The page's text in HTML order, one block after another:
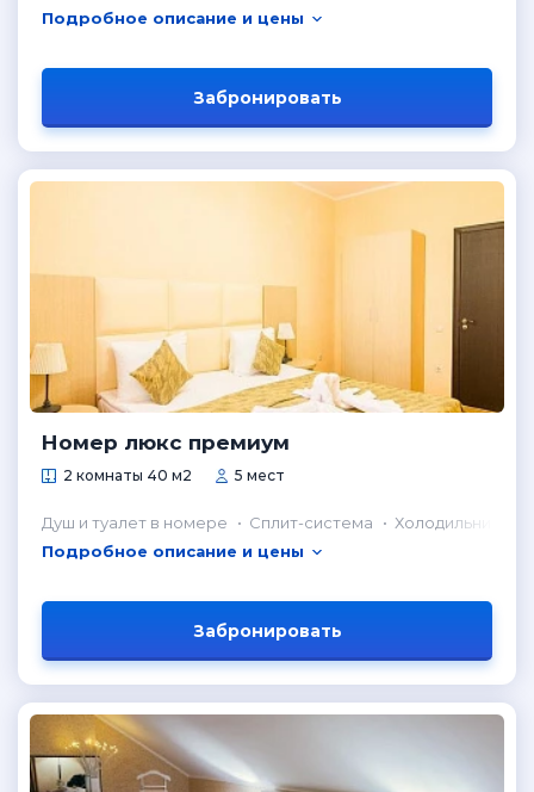
Подробное описание и цены
Забронировать
Номер люкс премиум
2 комнаты 40 м2 5 мест
Душ и туалет в номере Сплит-система
Холодильник в
Подробное описание и цены
Забронировать